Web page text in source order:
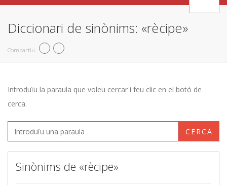
Diccionari de sinònims: «rècipe»
Compartiu
Introduïu la paraula que voleu cercar i feu clic en el botó de
cerca.
CERCA
Sinònims de «rècipe»